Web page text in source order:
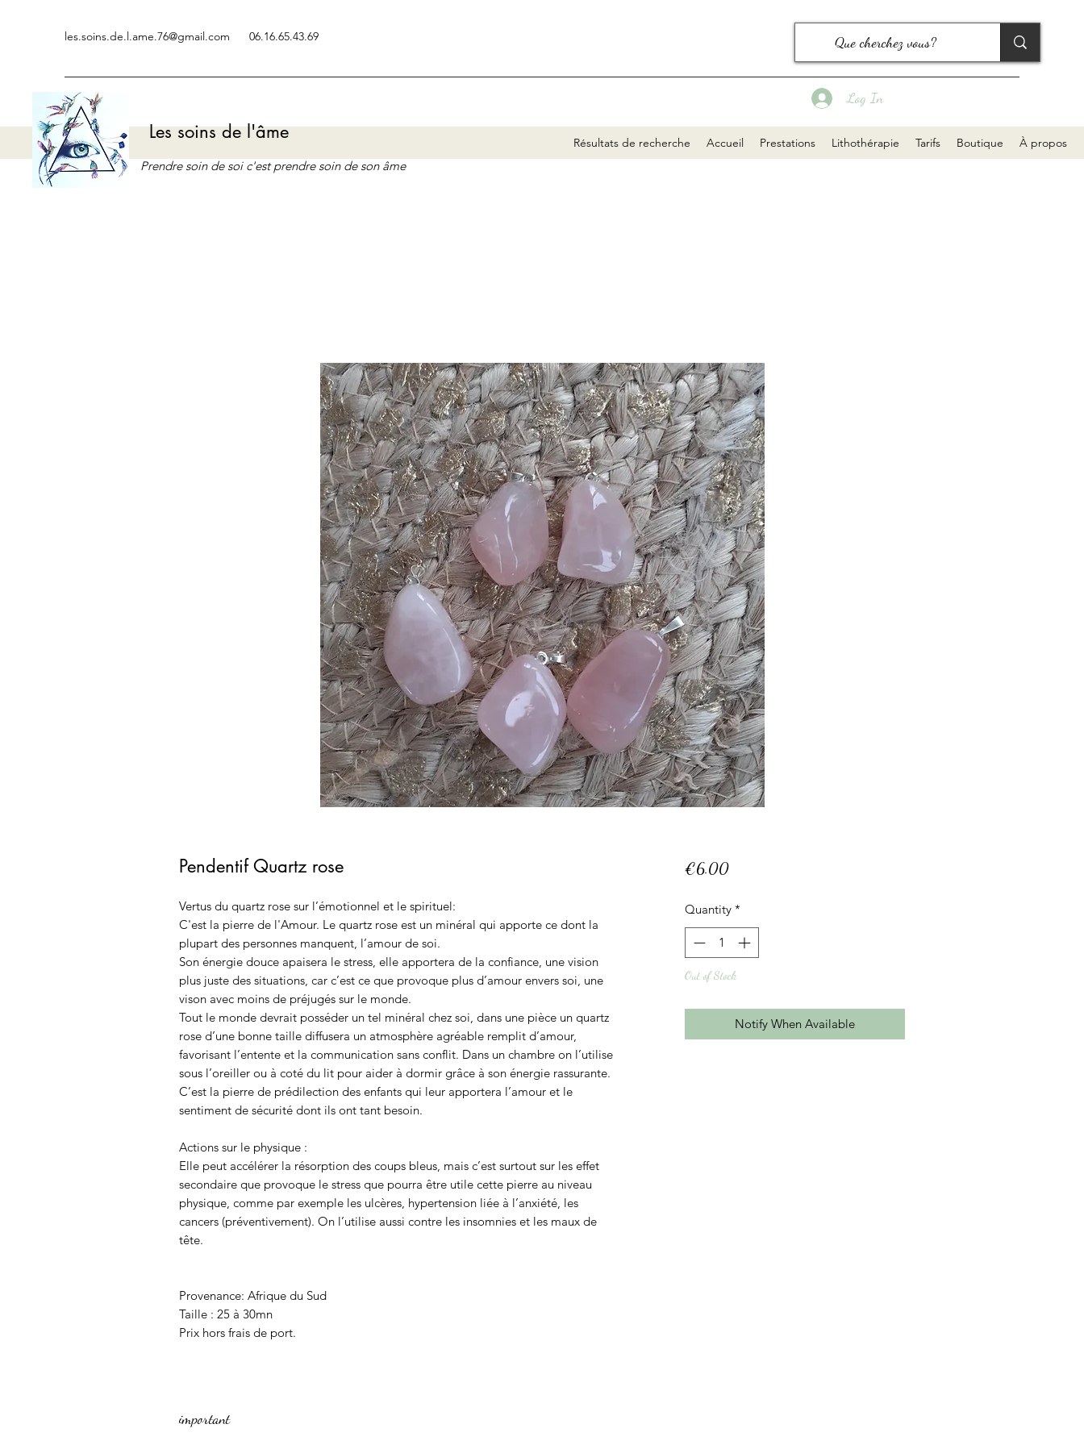
les.soins.de.l.ame.76@gmail.com 06.16.65.43.69
Les soins de l'âme Résultats de recherche Accueil Prestations Lithothérapie Tarifs Boutique À propos
Prendre soin de soi c'est prendre soin de son âme
Log In
Pendentif Quartz rose
Vertus du quartz rose sur l’émotionnel et le spirituel:
C'est la pierre de l'Amour. Le quartz rose est un minéral qui apporte ce dont la
plupart des personnes manquent, l’amour de soi.
Son énergie douce apaisera le stress, elle apportera de la confiance, une vision
plus juste des situations, car c’est ce que provoque plus d’amour envers soi, une
vison avec moins de préjugés sur le monde.
Tout le monde devrait posséder un tel minéral chez soi, dans une pièce un quartz
rose d’une bonne taille diffusera un atmosphère agréable remplit d’amour,
favorisant l’entente et la communication sans conflit. Dans un chambre on l’utilise
sous l’oreiller ou à coté du lit pour aider à dormir grâce à son énergie rassurante.
C’est la pierre de prédilection des enfants qui leur apportera l’amour et le
sentiment de sécurité dont ils ont tant besoin.
Actions sur le physique :
Elle peut accélérer la résorption des coups bleus, mais c’est surtout sur les effet
secondaire que provoque le stress que pourra être utile cette pierre au niveau
physique, comme par exemple les ulcères, hypertension liée à l’anxiété, les
cancers (préventivement). On l’utilise aussi contre les insomnies et les maux de
tête.
Provenance: Afrique du Sud
Taille : 25 à 30mn
Prix hors frais de port.
important
€6.00Price
Quantity *
Out of Stock
Notify When Available